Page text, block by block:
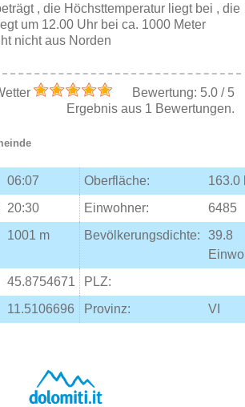
, die Höchsttemperatur liegt bei , die
um 12.00 Uhr bei ca. 1000 Meter
nicht aus Norden
Bewertung: 5.0/ 5
Ergebnis aus 1 Bewertungen.
06:07 Oberfläche:
163.0
20:30 Einwohner:
6485
1001 m Bevölkerungsdichte:
39.8
45.8754671
PLZ:
11.5106696 Provinz: VI